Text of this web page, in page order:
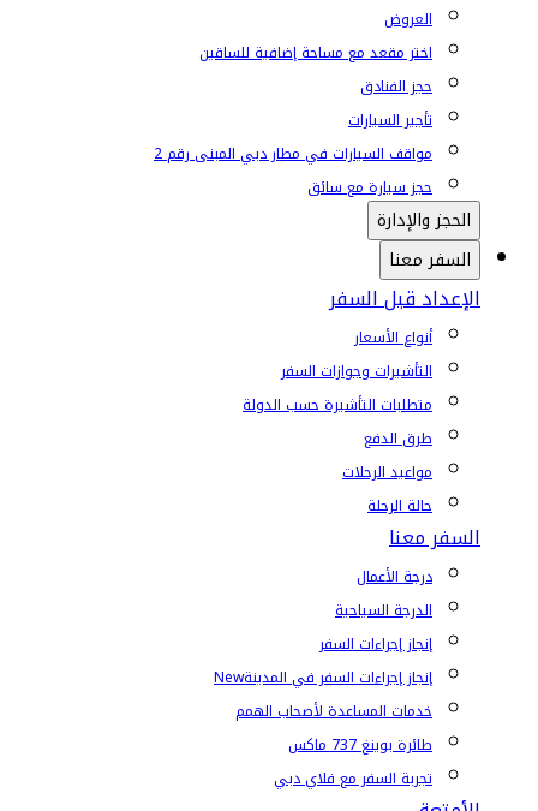
العروض
اختر مقعد مع مساحة إضافية للساقين
حجز الفنادق
تأجير السيارات
مواقف السيارات في مطار دبي المبنى رقم 2
حجز سيارة مع سائق
الحجز والإدارة
السفر معنا
الإعداد قبل السفر
أنواع الأسعار
التأشيرات وجوازات السفر
متطلبات التأشيرة حسب الدولة
طرق الدفع
مواعيد الرحلات
حالة الرحلة
السفر معنا
درجة الأعمال
الدرجة السياحية
إنجاز إجراءات السفر
إنجاز إجراءات السفر في المدينةNew
خدمات المساعدة لأصحاب الهمم
طائرة بوينغ 737 ماكس
تجربة السفر مع فلاي دبي